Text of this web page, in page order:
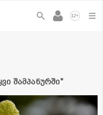
12+
შამპანურში"